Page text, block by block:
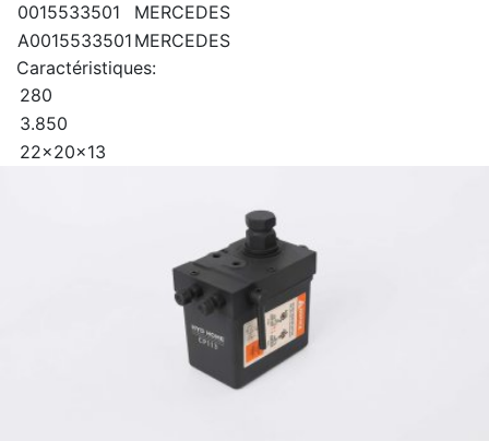
0015533501
MERCEDES
A0015533501 MERCEDES
Caractéristiques:
280
3.850
22x20x13